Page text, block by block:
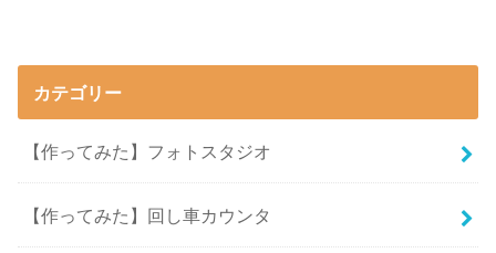
カテゴリー
【作ってみた】フォトスタジオ
【作ってみた】回し車カウンタ